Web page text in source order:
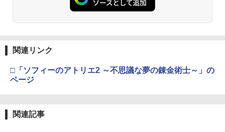
関連リンク
□「ソフィーのアトリエ2 ～不思議な夢の錬金術士～」の
ページ
関連記事